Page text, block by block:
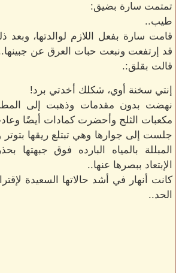
تمتمت سارة بضيق:
طيب..
قامت سارة بفعل اللازم لوالدتها،
قد إرتفعت ونبعت حبات العرق عن
قالت بقلق:.
إنتي سخنة أوي، شكلك أخدتي برد!
نهضت بدون مقدمات وذهبت إلى
مكعبات الثلج وأحضرت كمادات أيضًا
جلست إلى جوارها وهي تبتلع ريقها
المبللة بالمياه البارده فوق جبهتها
الإبتعاد ببصرها عنها..
كانت أنهار في أشد حالاتها السعيدة
الحد..